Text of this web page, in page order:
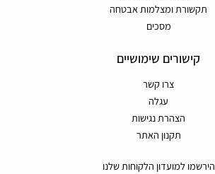
תקשורת ומצלמות אבטחה
מסכים
קישורים שימושיים
צרו קשר
עגלה
הצהרת נגישות
תקנון האתר
הירשמו למועדון הלקוחות שלנו